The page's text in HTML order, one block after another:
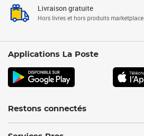
Livraison gratuite
Hors livres et hors produits marketplace
Applications La Poste
Restons connectés